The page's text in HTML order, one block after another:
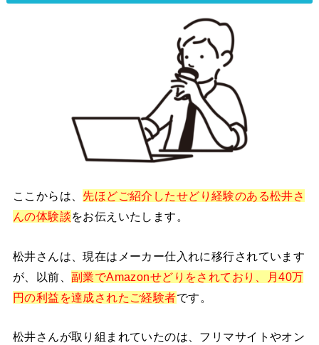
ここからは、 先ほどご紹介したせどり経験のある松井さ
んの体験談をお伝えいたします。
松井さんは、現在はメーカー仕入れに移行されています
が、以前、 副業でAmazonせどりをされており、月40万
円の利益を達成されたご経験者です。
松井さんが取り組まれていたのは、フリマサイトやオン